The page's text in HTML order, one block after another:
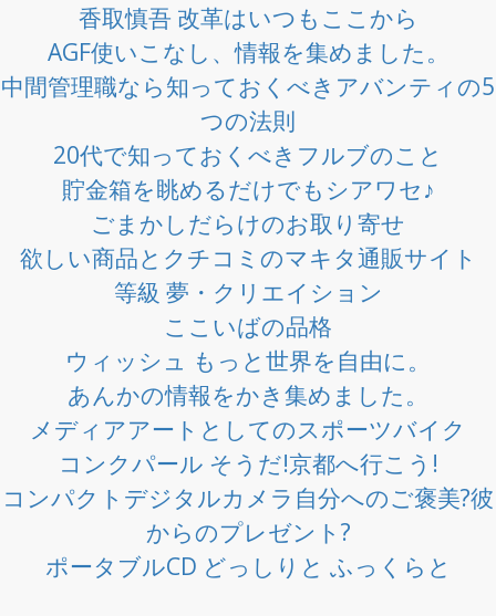
香取慎吾 改革はいつもここから
AGF使いこなし、情報を集めました。
中間管理職なら知っておくべきアバンティの5
つの法則
20代で知っておくべきフルブのこと
貯金箱を眺めるだけでもシアワセ♪
ごまかしだらけのお取り寄せ
欲しい商品とクチコミのマキタ通販サイト
等級 夢・クリエイション
ここいばの品格
ウィッシュ もっと世界を自由に。
あんかの情報をかき集めました。
メディアアートとしてのスポーツバイク
コンクパール そうだ!京都へ行こう!
コンパクトデジタルカメラ自分へのご褒美?彼
からのプレゼント?
ポータブルCD どっしりと ふっくらと